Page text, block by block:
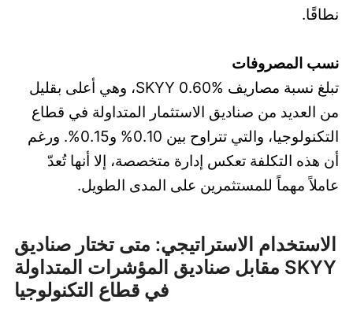
نطاقًا.
نسب المصروفات
تبلغ نسبة مصاريف SKYY 0.60%، وهي أعلى بقليل
من العديد من صناديق الاستثمار المتداولة في قطاع
التكنولوجيا، والتي تتراوح بين 0.10% و0.15%. ورغم
أن هذه التكلفة تعكس إدارة متخصصة، إلا أنها تُعدّ
عاملاً مهماً للمستثمرين على المدى الطويل.
الاستخدام الاستراتيجي: متى تختار صناديق
SKYY مقابل صناديق المؤشرات المتداولة
في قطاع التكنولوجيا